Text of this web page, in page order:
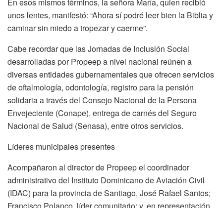
unos lentes, manifestó: “Ahora sí podré leer bien la Biblia y
caminar sin miedo a tropezar y caerme”.
Cabe recordar que las Jornadas de Inclusión Social
desarrolladas por Propeep a nivel nacional reúnen a
diversas entidades gubernamentales que ofrecen servicios
de oftalmología, odontología, registro para la pensión
solidaria a través del Consejo Nacional de la Persona
Envejeciente (Conape), entrega de carnés del Seguro
Nacional de Salud (Senasa), entre otros servicios.
Líderes municipales presentes
Acompañaron al director de Propeep el coordinador
administrativo del Instituto Dominicano de Aviación Civil
(IDAC) para la provincia de Santiago, José Rafael Santos;